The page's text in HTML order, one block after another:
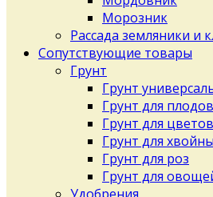
Морозник
Рассада земляники и
Сопутствующие товары
Грунт
Грунт
Грунт для
Грунт для цветов
Грунт для
Грунт для роз
Грунт для